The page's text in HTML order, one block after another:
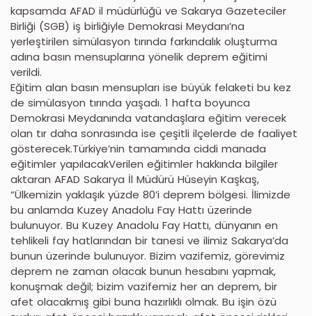
kapsamda AFAD il müdürlüğü ve Sakarya Gazeteciler
Birliği (SGB) iş birliğiyle Demokrasi Meydanı’na
yerleştirilen simülasyon tırında farkındalık oluşturma
adına basın mensuplarına yönelik deprem eğitimi
verildi.
Eğitim alan basın mensupları ise büyük felaketi bu kez
de simülasyon tırında yaşadı. 1 hafta boyunca
Demokrasi Meydanında vatandaşlara eğitim verecek
olan tır daha sonrasında ise çeşitli ilçelerde de faaliyet
gösterecek.Türkiye’nin tamamında ciddi manada
eğitimler yapılacakVerilen eğitimler hakkında bilgiler
aktaran AFAD Sakarya İl Müdürü Hüseyin Kaşkaş,
“Ülkemizin yaklaşık yüzde 80’i deprem bölgesi. İlimizde
bu anlamda Kuzey Anadolu Fay Hattı üzerinde
bulunuyor. Bu Kuzey Anadolu Fay Hattı, dünyanın en
tehlikeli fay hatlarından bir tanesi ve ilimiz Sakarya’da
bunun üzerinde bulunuyor. Bizim vazifemiz, görevimiz
deprem ne zaman olacak bunun hesabını yapmak,
konuşmak değil; bizim vazifemiz her an deprem, bir
afet olacakmış gibi buna hazırlıklı olmak. Bu işin özü